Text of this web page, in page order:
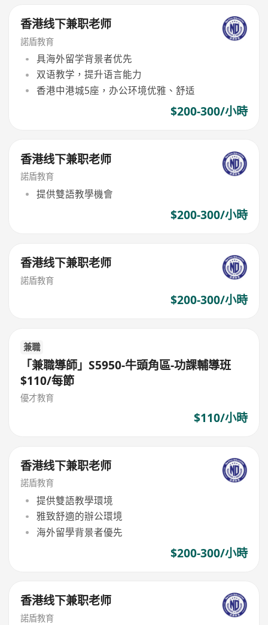
香港线下兼职老师
諾盾教育
具海外留学背景者优先
双语教学，提升语言能力
香港中港城5座，办公环境优雅、舒适
$200-300/小時
香港线下兼职老师
諾盾教育
提供雙語教學機會
$200-300/小時
香港线下兼职老师
諾盾教育
$200-300/小時
兼職
「兼職導師」S5950-牛頭角區-功課輔導班
$110/每節
優才教育
$110/小時
香港线下兼职老师
諾盾教育
提供雙語教學環境
雅致舒適的辦公環境
海外留學背景者優先
$200-300/小時
香港线下兼职老师
諾盾教育